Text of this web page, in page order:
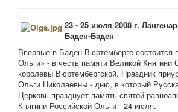
23 - 25 июля 2008 г.
Баден-Баден
Впервые в Баден-Вюртемберге состоится
Ольги» - в честь памяти Великой Княгини
королевы Вюртембергской. Праздник
Ольги Николаевны - дню, в который
Церковь празднует память святой
Княгини Российской Ольги - 24 июля.